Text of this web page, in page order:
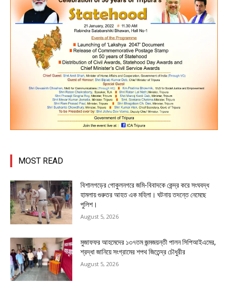
MOST READ
বিশালগড়ের গোকুলনগরে জমি-বিবাদকে কেন্দ্র করে সংঘবদ্ধ
হামলায় গুরুতর আহত এক মহিলা। ঘটনায় তদন্তে নেমেছে
পুলিশ।
August 5, 2026
মুজাফফর আহমেদের ১৩৭তম জন্মজয়ন্তী পালন সিপিআইএমের,
শ্রদ্ধা জানিয়ে সংগ্রামের শপথ জিতেন্দ্র চৌধুরীর
August 5, 2026